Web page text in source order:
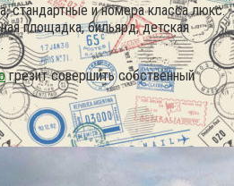
стандартные и номера класса люкс.
площадка, бильярд, детская
грезит совершить собственный